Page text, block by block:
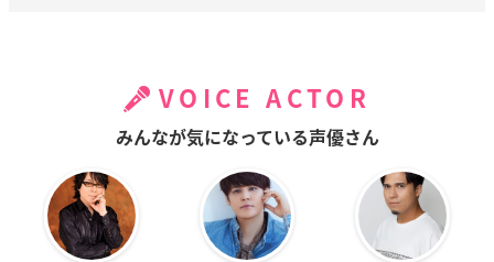
VOICE ACTOR
みんなが気になっている声優さん